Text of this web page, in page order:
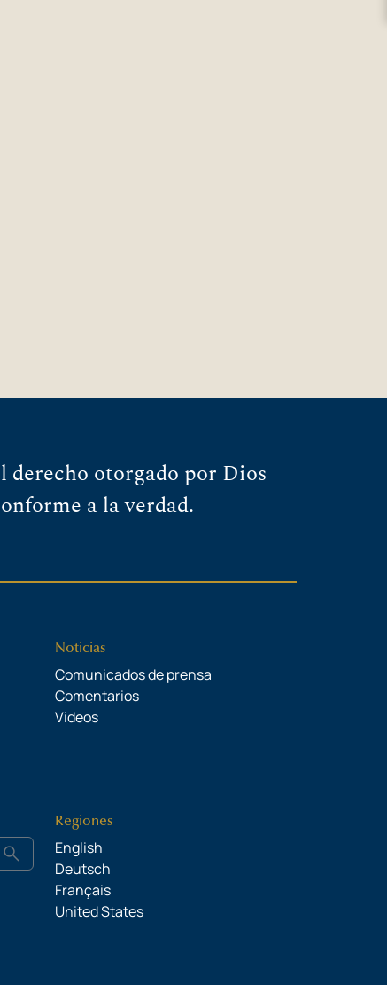
otorgado por Dios
a la verdad.
Noticias
Comunicados de prensa
Comentarios
Videos
search
Regiones
English
Deutsch
Français
United States